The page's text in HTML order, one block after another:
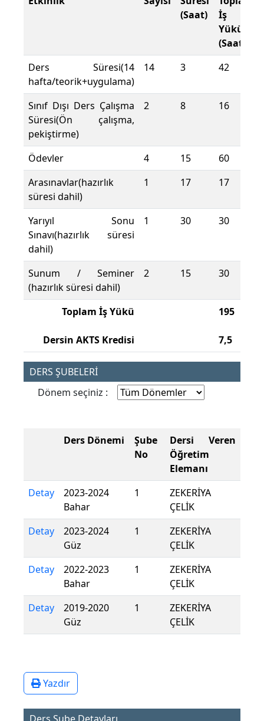
(Saat)
İş
Yükü
(Saat)
Ders Süresi(14
hafta/teorik+uygulama)
14 3 42
Sınıf Dışı Ders Çalışma
Süresi(Ön çalışma,
pekiştirme)
2 8 16
Ödevler 4 15
60
Arasınavlar(hazırlık
süresi dahil)
1 17 17
Yarıyıl Sonu
Sınavı(hazırlık süresi
dahil)
1 30 30
Sunum / Seminer
(hazırlık süresi dahil)
2 15 30
Toplam İş Yükü
Dersin AKTS Kredisi
195
7,5
DERS ŞUBELERİ
Dönem seçiniz :
Ders Dönemi
Şube
No
Dersi Veren
Öğretim
Elemanı
Detay
2023-2024
Bahar
1
ZEKERİYA
ÇELİK
Detay
2023-2024
Güz
1
ZEKERİYA
ÇELİK
Detay
2022-2023
Bahar
1
ZEKERİYA
ÇELİK
Detay
2019-2020
Güz
1
ZEKERİYA
ÇELİK
Yazdır